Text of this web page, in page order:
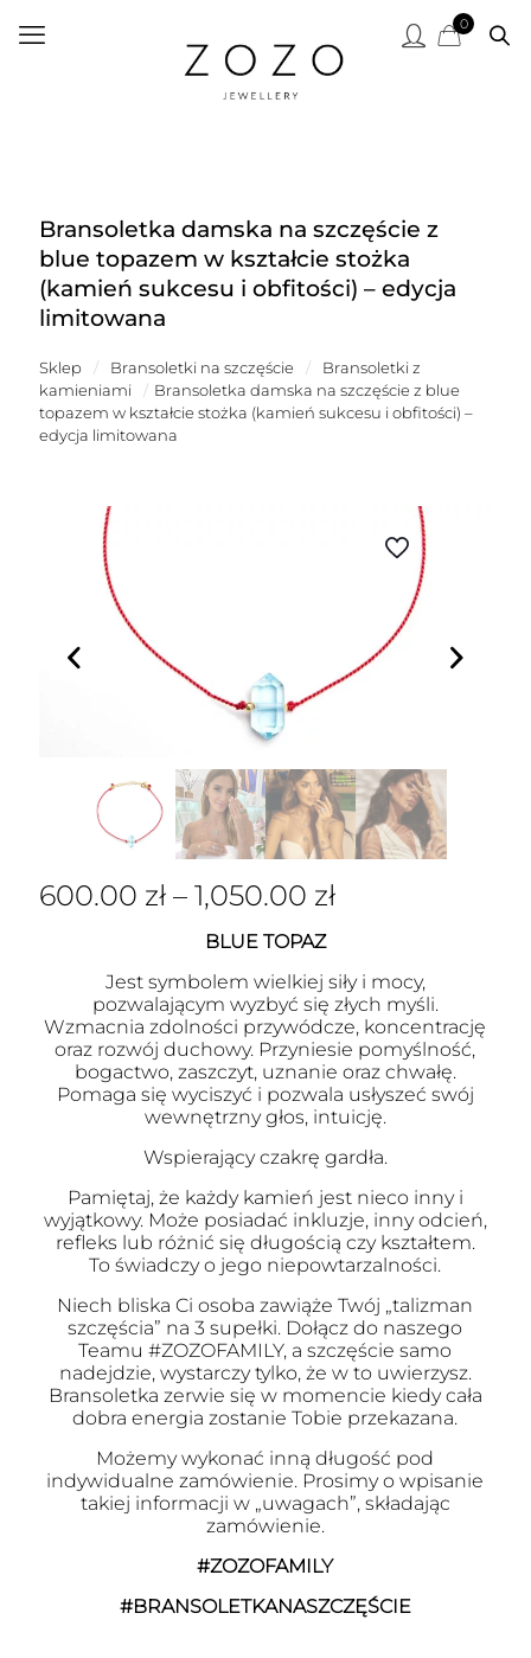
0
Bransoletka damska na szczęście z
blue topazem w kształcie stożka
(kamień sukcesu i obfitości) – edycja
limitowana
Sklep / Bransoletki na szczęście /
Bransoletki z
kamieniami
/ Bransoletka damska na szczęście z blue
topazem w kształcie stożka (kamień sukcesu i obfitości) –
edycja limitowana
600.00 zł – 1,050.00 zł
BLUE TOPAZ
Jest symbolem wielkiej siły i mocy,
pozwalającym wyzbyć się złych myśli.
Wzmacnia zdolności przywódcze, koncentrację
oraz rozwój duchowy. Przyniesie pomyślność,
bogactwo, zaszczyt, uznanie oraz chwałę.
Pomaga się wyciszyć i pozwala usłyszeć swój
wewnętrzny głos, intuicję.
Wspierający czakrę gardła.
Pamiętaj, że każdy kamień jest nieco inny i
wyjątkowy. Może posiadać inkluzje, inny odcień,
refleks lub różnić się długością czy kształtem.
To świadczy o jego niepowtarzalności.
Niech bliska Ci osoba zawiąże Twój „talizman
szczęścia” na 3 supełki. Dołącz do naszego
Teamu #ZOZOFAMILY, a szczęście samo
nadejdzie, wystarczy tylko, że w to uwierzysz.
Bransoletka zerwie się w momencie kiedy cała
dobra energia zostanie Tobie przekazana.
Możemy wykonać inną długość pod
indywidualne zamówienie. Prosimy o wpisanie
takiej informacji w „uwagach”, składając
zamówienie.
#ZOZOFAMILY
#BRANSOLETKANASZCZĘŚCIE